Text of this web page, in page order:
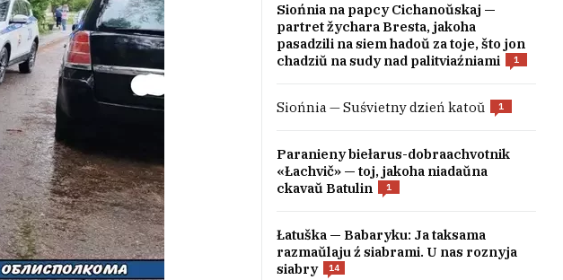
Siońnia na papcy Cichanoŭskaj —
partret žychara Bresta, jakoha
pasadzili na siem hadoŭ za toje, što jon
chadziŭ na sudy nad palitviaźniami
1
Siońnia — Suśvietny dzień katoŭ 1
Paranieny biełarus-dobraachvotnik
«Łachvič» — toj, jakoha niadaŭna
ckavaŭ Batulin
1
Łatuška — Babaryku: Ja taksama
razmaŭlaju ź siabrami. U nas roznyja
siabry
14